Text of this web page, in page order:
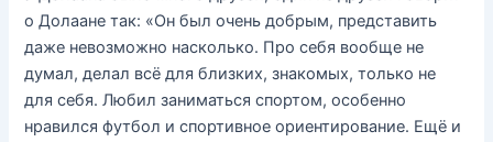
о Долаане так: «Он был очень добрым, представить
даже невозможно насколько. Про себя вообще не
думал, делал всё для близких, знакомых, только не
для себя. Любил заниматься спортом, особенно
нравился футбол и спортивное ориентирование. Ещё и